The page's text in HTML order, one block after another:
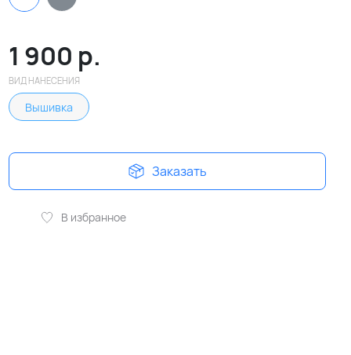
1 900 р.
ВИД НАНЕСЕНИЯ
Вышивка
Заказать
В избранное